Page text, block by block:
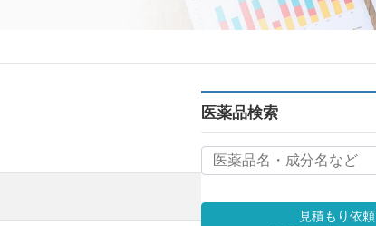
医薬品検索
見積もり依頼